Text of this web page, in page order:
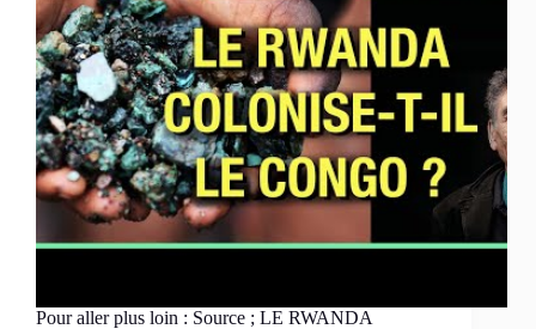
Pour aller plus loin : Source ; LE RWANDA